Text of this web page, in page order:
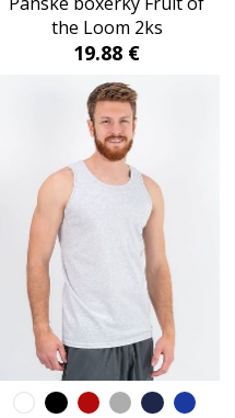
the Loom 2ks
19.88 €